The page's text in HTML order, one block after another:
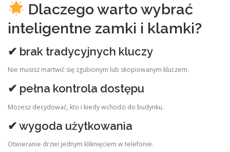
Dlaczego warto wybrać
inteligentne zamki i klamki?
✔ brak tradycyjnych kluczy
Nie musisz martwić się zgubionym lub skopiowanym kluczem.
✔ pełna kontrola dostępu
Możesz decydować, kto i kiedy wchodzi do budynku.
✔ wygoda użytkowania
Otwieranie drzwi jednym kliknięciem w telefonie.